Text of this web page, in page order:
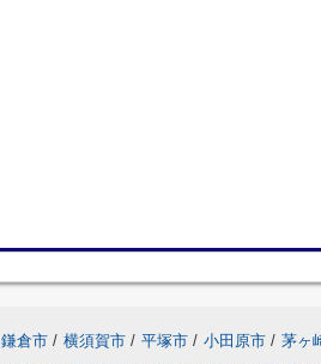
鎌倉市 / 横須賀市 / 平塚市 / 小田原市 / 茅ヶ